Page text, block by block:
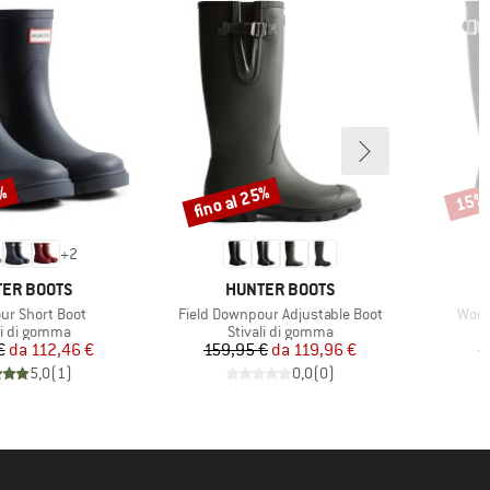
+2
BOOTS
Short Boot
di prodotti
di gomma
Prezzo
Prezzo ridotto
da 112,46 €
5,0(1)
MARCHIO
HUNTER BOOTS
Articolo
Field Downpour Adjustable Boot
Gruppo di prodotti
Stivali di gomma
Prezzo
159,95 € Prezzo ridotto
da 119,96 €
0,0(0)
Sconto
fino al 25% 15%